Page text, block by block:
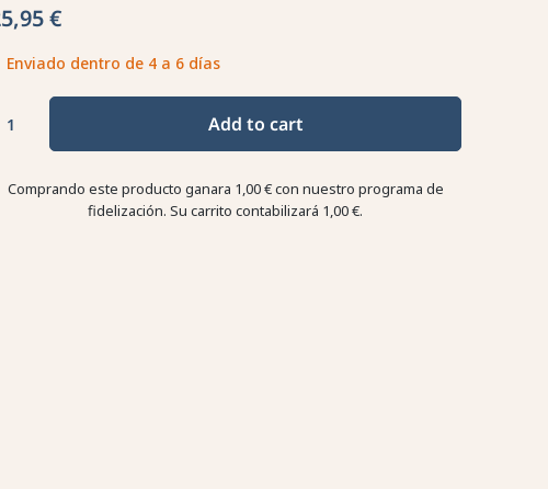
€
Enviado dentro de 4 a 6 días
Add to cart
Comprando este producto ganara 1,00 €con nuestro programa de
fidelización. Su carrito contabilizará 1,00 €.